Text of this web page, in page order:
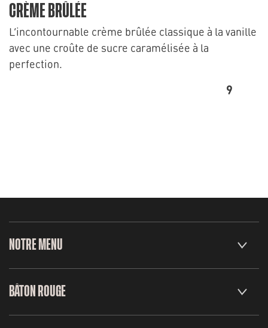
CRÈME BRÛLÉE
L’incontournable crème brûlée classique à la vanille
avec une croûte de sucre caramélisée à la
perfection.
9
NOTRE MENU
BÂTON ROUGE